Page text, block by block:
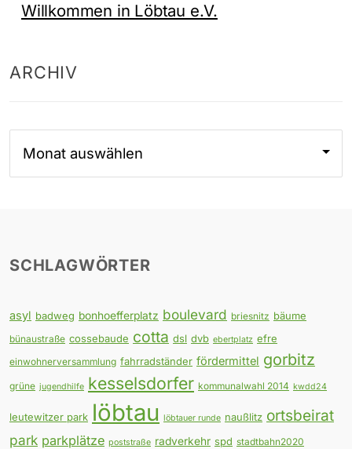
Willkommen in Löbtau e.V.
ARCHIV
SCHLAGWÖRTER
asyl badweg bonhoefferplatz boulevard briesnitz bäume
bünaustraße cossebaude cotta dsl dvb ebertplatz efre
einwohnerversammlung fahrradständer fördermittel gorbitz
grüne jugendhilfe kesselsdorfer kommunalwahl 2014 kwdd24
leutewitzer park löbtau löbtauer runde naußlitz ortsbeirat
park parkplätze poststraße radverkehr spd stadtbahn2020